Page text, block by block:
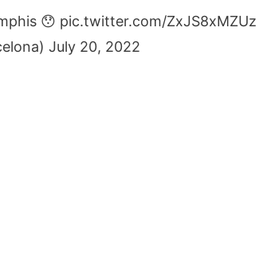
😯 pic.twitter.com/ZxJS8xMZUz
July 20, 2022